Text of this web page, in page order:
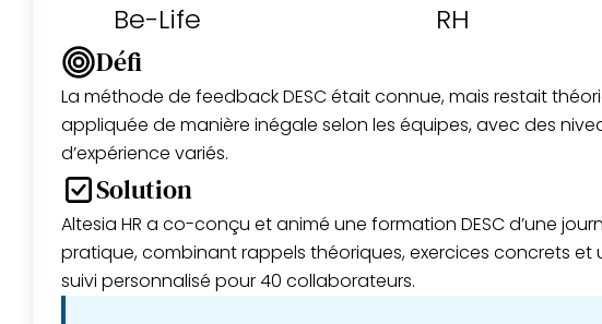
Be-Life
RH
Défi
La méthode de feedback DESC était connue, mais restait
appliquée de manière inégale selon les équipes, avec des
d’expérience variés.
Solution
Altesia HR a co-conçu et animé une formation DESC d’une
pratique, combinant rappels théoriques, exercices concrets et
suivi personnalisé pour 40 collaborateurs.